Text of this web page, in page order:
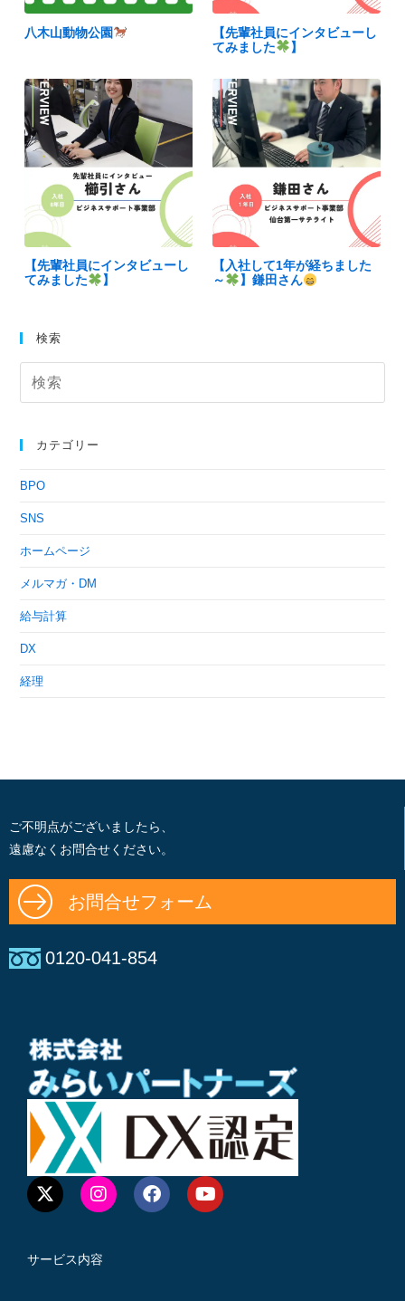
八木山動物公園
【先輩社員にインタビューし
てみました
】
【先輩社員にインタビューし
てみました
】
【入社して1年が経ちました
～
】鎌田さん
検索
カテゴリー
BPO
SNS
ホームページ
メルマガ・DM
給与計算
DX
経理
ご不明点がございましたら、
遠慮なくお問合せください。
お問合せフォーム
0120-041-854
サービス内容